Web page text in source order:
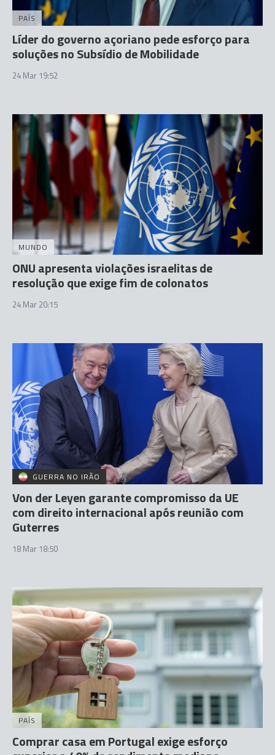
PAÍS
Líder do governo açoriano pede esforço para
soluções no Subsídio de Mobilidade
24 Mar 19:52
MUNDO
ONU apresenta violações israelitas de
resolução que exige fim de colonatos
24 Mar 20:15
GUERRA NO IRÃO
Von der Leyen garante compromisso da UE
com direito internacional após reunião com
Guterres
18 Mar 18:50
PAÍS
Comprar casa em Portugal exige esforço